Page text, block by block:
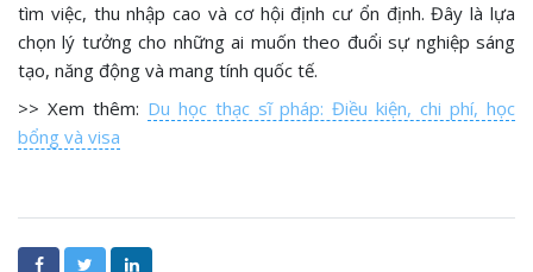
tìm việc, thu nhập cao và cơ hội định cư ổn định. Đây là lựa
chọn lý tưởng cho những ai muốn theo đuổi sự nghiệp sáng
tạo, năng động và mang tính quốc tế.
>> Xem thêm: Du học thạc sĩ pháp: Điều kiện, chi phí, học
bổng và visa